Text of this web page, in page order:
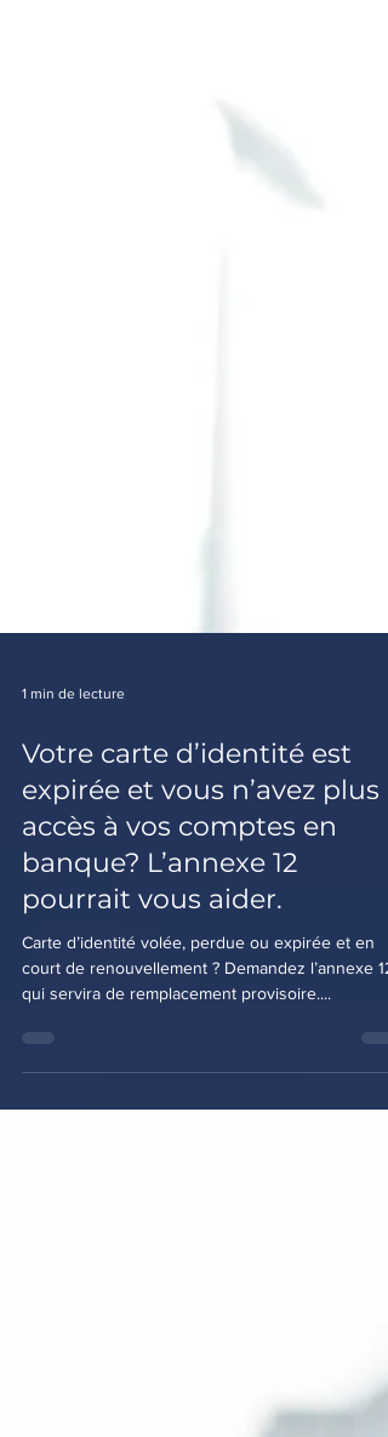
1 min de lecture
Votre carte d’identité est
expirée et vous n’avez plus
accès à vos comptes en
banque? L’annexe 12
pourrait vous aider.
Carte d’identité volée, perdue ou expirée et en
court de renouvellement ? Demandez l’annexe 12